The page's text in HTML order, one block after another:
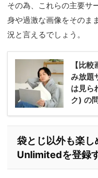
その為、これらの主要サ
身や過激な画像をそのま
況と言えるでしょう。
【比
み放題
は見ら
ク) の
袋とじ以外も楽
Unlimitedを登録